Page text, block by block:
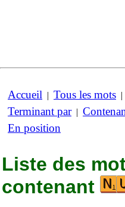
Accueil | Tous les mots |
Terminant par|
En position
Liste des
contenant